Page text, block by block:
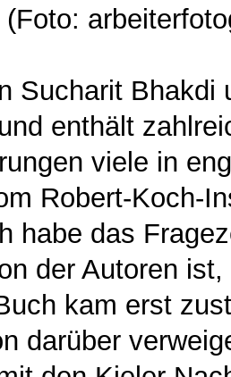
(Foto:
Sucharit
enthält
viele in
Robert-Koch-
habe das
der Autoren
kam erst
darüber